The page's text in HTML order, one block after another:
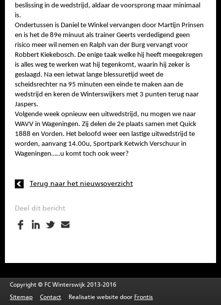
beslissing in de wedstrijd, aldaar de voorsprong maar minimaal
is.
Ondertussen is Daniel te Winkel vervangen door Martijn Prinsen
en is het de 89e minuut als trainer Geerts verdedigend geen
risico meer wil nemen en Ralph van der Burg vervangt voor
Robbert Kiekebosch. De enige taak welke hij heeft meegekregen
is alles weg te werken wat hij tegenkomt, waarin hij zeker is
geslaagd. Na een ietwat lange blessuretijd weet de
scheidsrechter na 95 minuten een einde te maken aan de
wedstrijd en keren de Winterswijkers met 3 punten terug naar
Jaspers.
Volgende week opnieuw een uitwedstrijd, nu mogen we naar
WAVV in Wageningen. Zij delen de 2e plaats samen met Quick
1888 en Vorden. Het beloofd weer een lastige uitwedstrijd te
worden, aanvang 14.00u, Sportpark Ketwich Verschuur in
Wageningen…..u komt toch ook weer?
Terug naar het nieuwsoverzicht
Deel dit bericht
Copyright © FC Winterswijk 2013-2016
Sitemap Contact Realisatie website door Frontis